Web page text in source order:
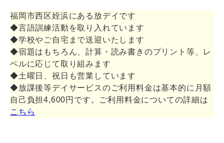
福岡市西区姪浜にある放デイです
◆言語訓練活動を取り入れています
◆学校やご自宅まで送迎いたします
◆宿題はもちろん、計算・読み書きのプリント等、レ
ベルに応じて取り組みます
◆土曜日、祝日も営業しています
◆放課後等デイサービスのご利用料金は基本的に月額
自己負担4,600円です。ご利用料金についての詳細は
こちら